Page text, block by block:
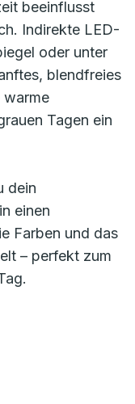
beeinflusst
Indirekte LED-
oder unter
blendfreies
warme
Tagen ein
dein
einen
Farben und das
– perfekt zum